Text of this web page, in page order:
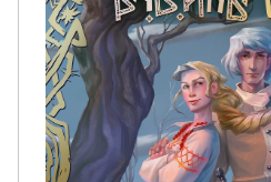
Отправить